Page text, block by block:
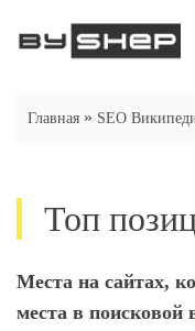
Главная » SEO
Топ
Места на сайтах,
места в поисковой